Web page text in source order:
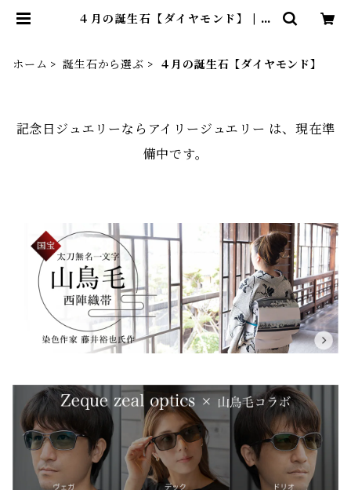
４月の誕生石【ダイヤモンド】 | 記
ホーム
誕生石から選ぶ ４月の誕生石【ダイヤモンド】
記念日ジュエリーならアイリージュエリー は、現在準
備中です。